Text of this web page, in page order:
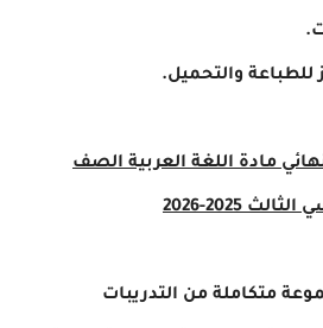
اللغة العربية الصف
من التدريبات